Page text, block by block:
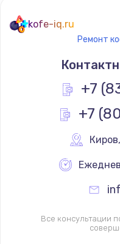
kofe-iq.ru
Ремонт
+7
+7
Киров,
Все консультации